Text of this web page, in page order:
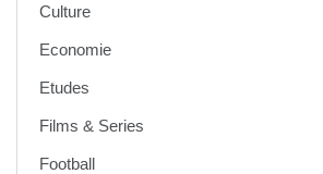
Culture
Economie
Etudes
Films & Series
Football